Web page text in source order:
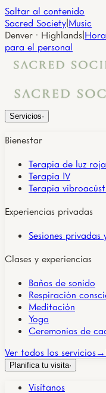
Saltar al contenido
Sacred Society Music
Denver · Highlands
para el personal
Servicios·
Bienestar
Terapia de luz roja
Terapia IV
Terapia
Experiencias privadas
Sesiones privadas
Clases y experiencias
Baños de sonido
Respiración
Meditación
Yoga
Ceremonias de
Ver todos los servicios→
Planifica tu visita·
Visítanos